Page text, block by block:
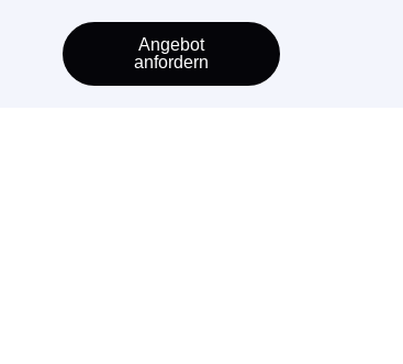
Angebot
anfordern